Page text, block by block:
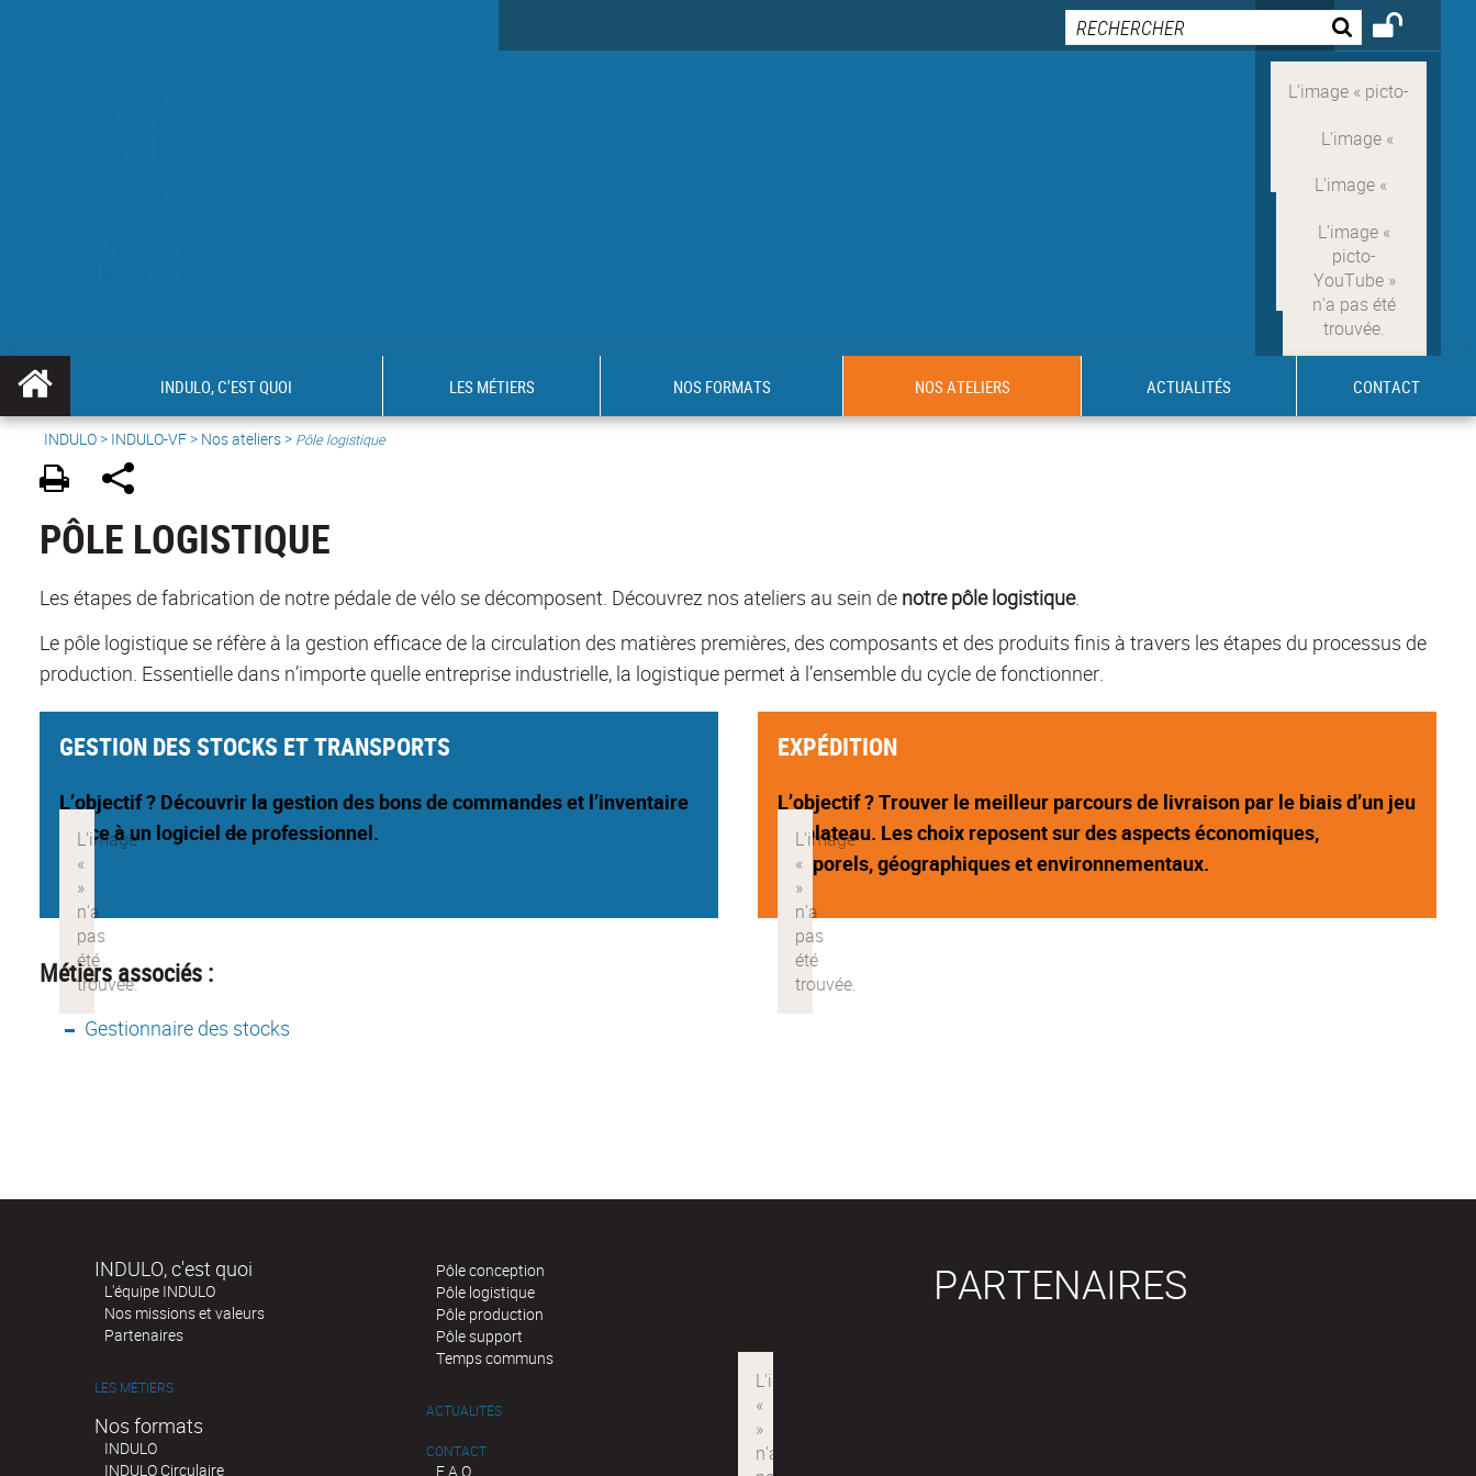
INDULO, C'EST QUOI LES MÉTIERS NOS FORMATS NOS ATELIERS ACTUALITÉS CONTACT
INDULO> INDULO-VF> Nos ateliers > Pôle logistique
PÔLE LOGISTIQUE
Les étapes de fabrication de notre pédale de vélo se décomposent. Découvrez nos ateliers au sein de notre pôle logistique.
Le pôle logistique se réfère à la gestion efficace de la circulation des matières premières, des composants et des produits finis à travers les étapes du processus de
production. Essentielle dans n’importe quelle entreprise industrielle, la logistique permet à l’ensemble du cycle de fonctionner.
GESTION DES STOCKS ET TRANSPORTS
L’objectif ? Découvrir la gestion des bons de commandes et l’inventaire
grâce à un logiciel de professionnel.
EXPÉDITION
L’objectif ? Trouver le meilleur parcours de livraison par le biais d’un jeu
de plateau. Les choix reposent sur des aspects économiques,
temporels, géographiques et environnementaux.
Métiers associés :
Gestionnaire des stocks
INDULO, c'est quoi
L'équipe INDULO
Nos missions et valeurs
Partenaires
LES MÉTIERS
Nos formats
INDULO
INDULO Circulaire
Pôle conception
Pôle logistique
Pôle production
Pôle support
Temps communs
ACTUALITÉS
CONTACT
F.A.Q
PARTENAIRES